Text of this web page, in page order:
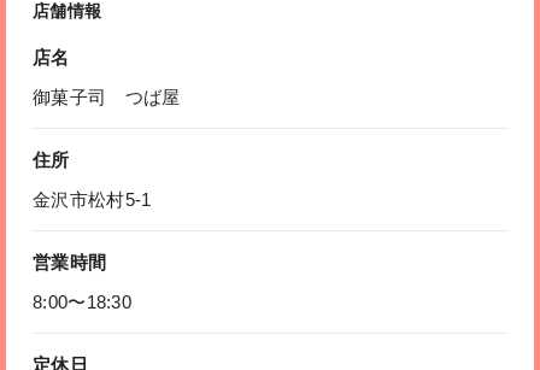
店舗情報
店名
御菓子司 つば屋
住所
金沢市松村5-1
営業時間
8:00〜18:30
定休日